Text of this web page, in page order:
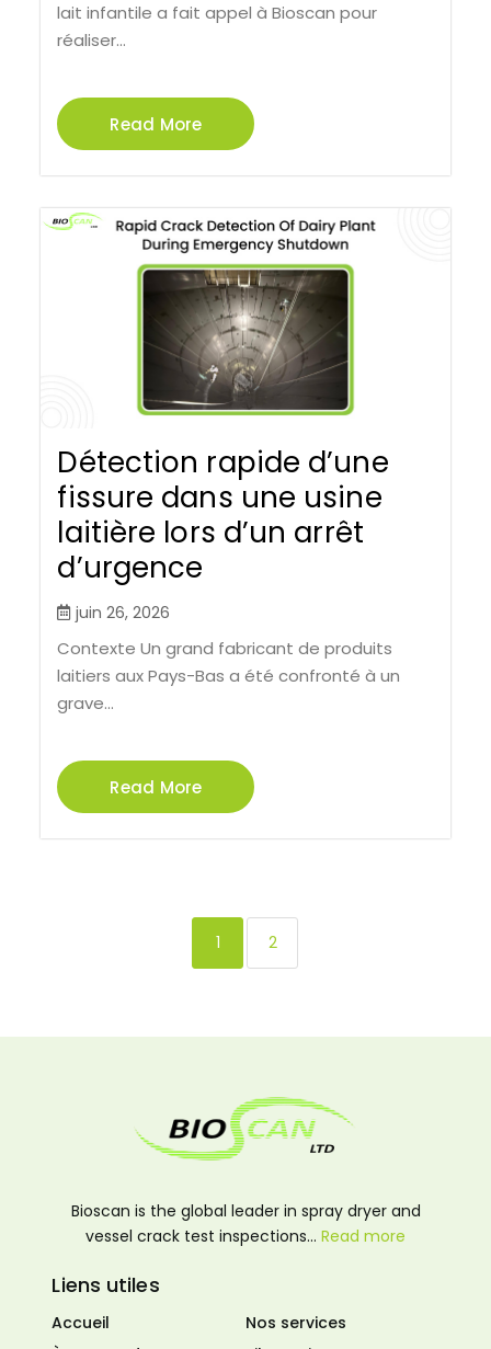
lait infantile a fait appel à Bioscan pour
réaliser...
Read More
Détection rapide d’une
fissure dans une usine
laitière lors d’un arrêt
d’urgence
juin 26, 2026
Contexte Un grand fabricant de produits
laitiers aux Pays-Bas a été confronté à un
grave...
Read More
1 2
Bioscan is the global leader in spray dryer and
vessel crack test inspections… Read more
Liens utiles
Accueil
Nos services